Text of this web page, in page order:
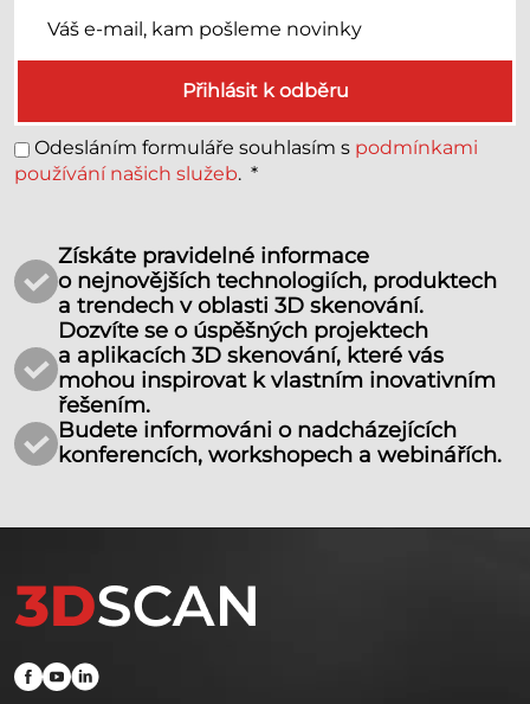
Přihlásit k odběru
Odesláním formuláře souhlasím s podmínkami
používání našich služeb. *
Získáte pravidelné informace
o nejnovějších technologiích, produktech
a trendech v oblasti 3D skenování.
Dozvíte se o úspěšných projektech
a aplikacích 3D skenování, které vás
mohou inspirovat k vlastním inovativním
řešením.
Budete informováni o nadcházejících
konferencích, workshopech a webinářích.